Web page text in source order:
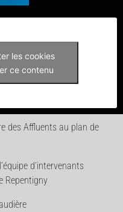
les cookies
ce contenu
des Affluents au plan de
d’intervenants
Repentigny